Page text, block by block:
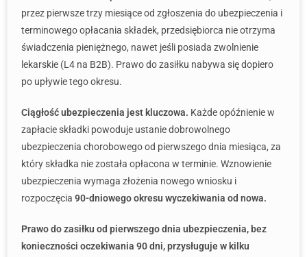
przez pierwsze trzy miesiące od zgłoszenia do ubezpieczenia i
terminowego opłacania składek, przedsiębiorca nie otrzyma
świadczenia pieniężnego, nawet jeśli posiada zwolnienie
lekarskie (L4 na B2B). Prawo do zasiłku nabywa się dopiero
po upływie tego okresu.
Ciągłość ubezpieczenia jest kluczowa. Każde opóźnienie w
zapłacie składki powoduje ustanie dobrowolnego
ubezpieczenia chorobowego od pierwszego dnia miesiąca, za
który składka nie została opłacona w terminie. Wznowienie
ubezpieczenia wymaga złożenia nowego wniosku i
rozpoczęcia 90-dniowego okresu wyczekiwania od nowa.
Prawo do zasiłku od pierwszego dnia ubezpieczenia, bez
konieczności oczekiwania 90 dni, przysługuje w kilku